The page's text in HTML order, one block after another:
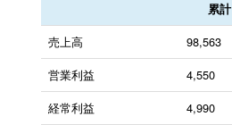
累
売上高 98,563
営業利益
4,550
経常利益
4,990